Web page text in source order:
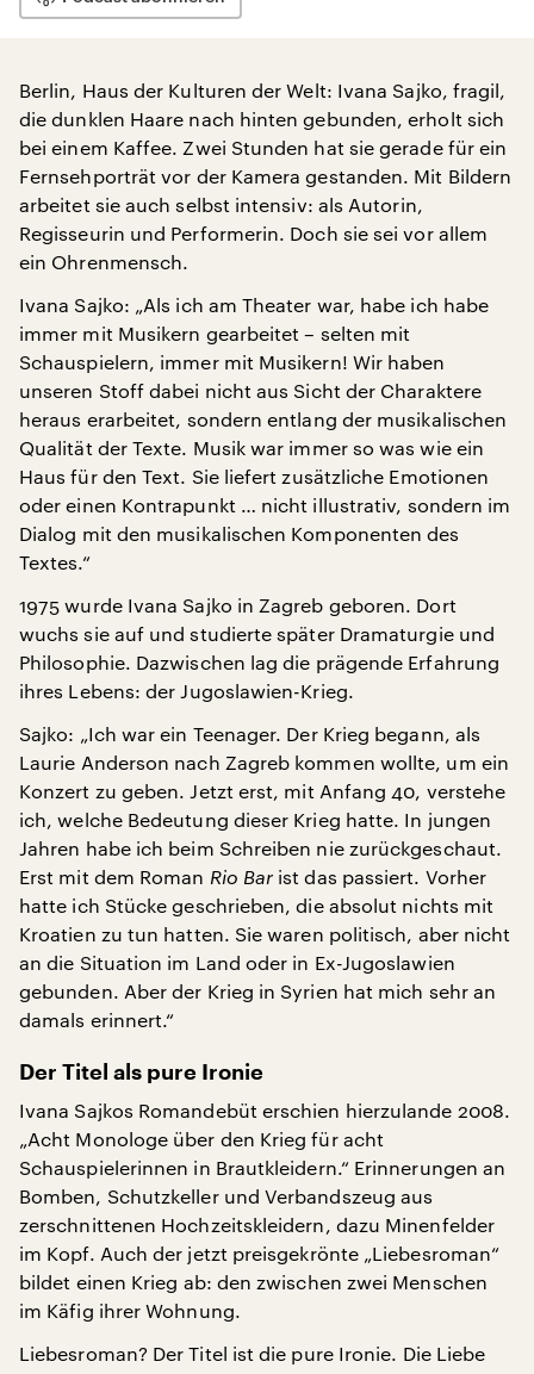
Berlin, Haus der Kulturen der Welt: Ivana Sajko, fragil,
die dunklen Haare nach hinten gebunden, erholt sich
bei einem Kaffee. Zwei Stunden hat sie gerade für ein
Fernsehporträt vor der Kamera gestanden. Mit Bildern
arbeitet sie auch selbst intensiv: als Autorin,
Regisseurin und Performerin. Doch sie sei vor allem
ein Ohrenmensch.
Ivana Sajko: „Als ich am Theater war, habe ich habe
immer mit Musikern gearbeitet – selten mit
Schauspielern, immer mit Musikern! Wir haben
unseren Stoff dabei nicht aus Sicht der Charaktere
heraus erarbeitet, sondern entlang der musikalischen
Qualität der Texte. Musik war immer so was wie ein
Haus für den Text. Sie liefert zusätzliche Emotionen
oder einen Kontrapunkt … nicht illustrativ, sondern im
Dialog mit den musikalischen Komponenten des
Textes.“
1975 wurde Ivana Sajko in Zagreb geboren. Dort
wuchs sie auf und studierte später Dramaturgie und
Philosophie. Dazwischen lag die prägende Erfahrung
ihres Lebens: der Jugoslawien-Krieg.
Sajko: „Ich war ein Teenager. Der Krieg begann, als
Laurie Anderson nach Zagreb kommen wollte, um ein
Konzert zu geben. Jetzt erst, mit Anfang 40, verstehe
ich, welche Bedeutung dieser Krieg hatte. In jungen
Jahren habe ich beim Schreiben nie zurückgeschaut.
Erst mit dem Roman Rio Bar ist das passiert. Vorher
hatte ich Stücke geschrieben, die absolut nichts mit
Kroatien zu tun hatten. Sie waren politisch, aber nicht
an die Situation im Land oder in Ex-Jugoslawien
gebunden. Aber der Krieg in Syrien hat mich sehr an
damals erinnert.“
Der Titel als pure Ironie
Ivana Sajkos Romandebüt erschien hierzulande 2008.
„Acht Monologe über den Krieg für acht
Schauspielerinnen in Brautkleidern.“ Erinnerungen an
Bomben, Schutzkeller und Verbandszeug aus
zerschnittenen Hochzeitskleidern, dazu Minenfelder
im Kopf. Auch der jetzt preisgekrönte „Liebesroman“
bildet einen Krieg ab: den zwischen zwei Menschen
im Käfig ihrer Wohnung.
Liebesroman? Der Titel ist die pure Ironie. Die Liebe